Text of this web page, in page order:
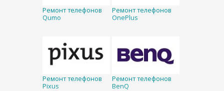
Ремонт телефонов
Qumo
Ремонт телефонов
OnePlus
Ремонт телефонов
Pixus
Ремонт телефонов
BenQ